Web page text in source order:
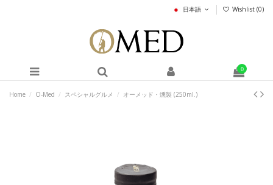
日本語 Wishlist (0)
0
Home O-Med スペシャルグルメ オーメッド・燻製 (250ml.)